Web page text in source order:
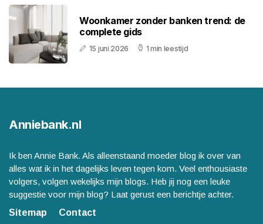
Woonkamer zonder banken trend: de
complete gids
15 juni 2026 1 min leestijd
Anniebank.nl
Ik ben Annie Bank. Als alleenstaand moeder blog ik over van
alles wat ik in het dagelijks leven tegen kom. Veel enthousiaste
volgers, volgen wekelijks mijn blogs. Heb jij nog een leuke
suggestie voor mijn blog? Laat gerust een berichtje achter.
Sitemap
Contact